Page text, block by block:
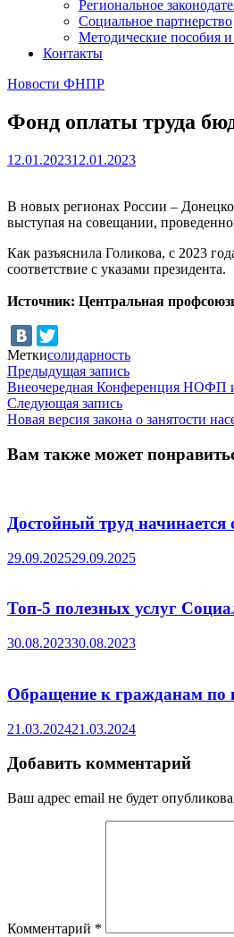
Региональное
Социальное партнерство
Методические пособия и
Контакты
Новости ФНПР
Фонд оплаты труда
12.01.202312.01.2023
В новых регионах России –
выступая на совещании,
Как разъяснила Голикова, с 2023
соответствие с указами президента.
Источник: Центральная
Меткисолидарность
Навигация
по
записям
Предыдущая записьПредыдущая
запись:
Внеочередная Конференция НОФП
Следующая записьСледующая
запись:
Новая версия закона о занятости
Вам также может
Достойный труд начинается
29.09.202529.09.2025
Топ-5 полезных услуг
30.08.202330.08.2023
Обращение к гражданам по
21.03.202421.03.2024
Добавить комментарий
Ваш адрес email не будет
Комментарий *